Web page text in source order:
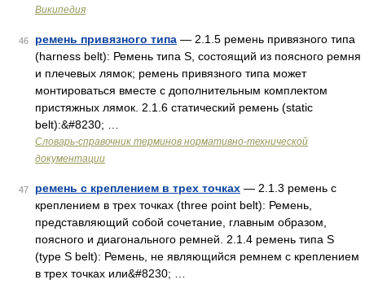
Википедия
46 ремень привязного типа — 2.1.5 ремень привязного типа
(harness belt): Ремень типа S, состоящий из поясного ремня
и плечевых лямок; ремень привязного типа может
монтироваться вместе с дополнительным комплектом
пристяжных лямок. 2.1.6 статический ремень (static
belt):&#8230; …
Словарь-справочник терминов нормативно-технической
документации
47 ремень с креплением в трех точках — 2.1.3 ремень с
креплением в трех точках (three point belt): Ремень,
представляющий собой сочетание, главным образом,
поясного и диагонального ремней. 2.1.4 ремень типа S
(type S belt): Ремень, не являющийся ремнем с креплением
в трех точках или&#8230; …